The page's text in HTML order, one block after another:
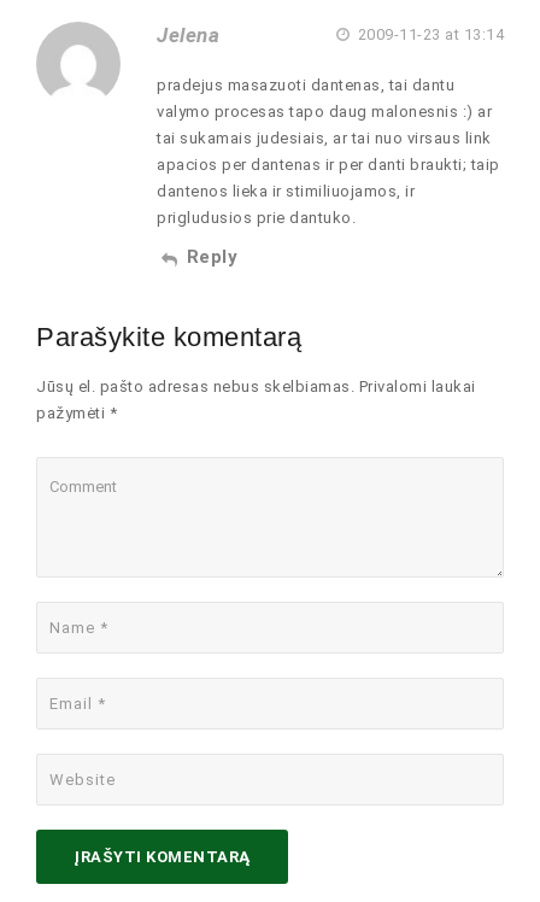
Jelena 2009-11-23 at 13:14
pradejus masazuoti dantenas, tai dantu
valymo procesas tapo daug malonesnis :) ar
tai sukamais judesiais, ar tai nuo virsaus link
apacios per dantenas ir per danti braukti; taip
dantenos lieka ir stimiliuojamos, ir
prigludusios prie dantuko.
Reply
Parašykite komentarą
Jūsų el. pašto adresas nebus skelbiamas. Privalomi laukai
pažymėti *